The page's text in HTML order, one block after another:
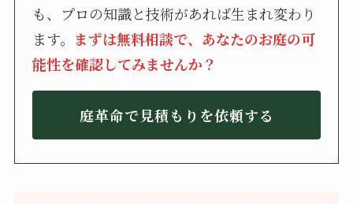
も、プロの知識と技術があれば生まれ変わり
ます。 まずは無料相談で、あなたのお庭の可
能性を確認してみませんか？
庭革命で見積もりを依頼する